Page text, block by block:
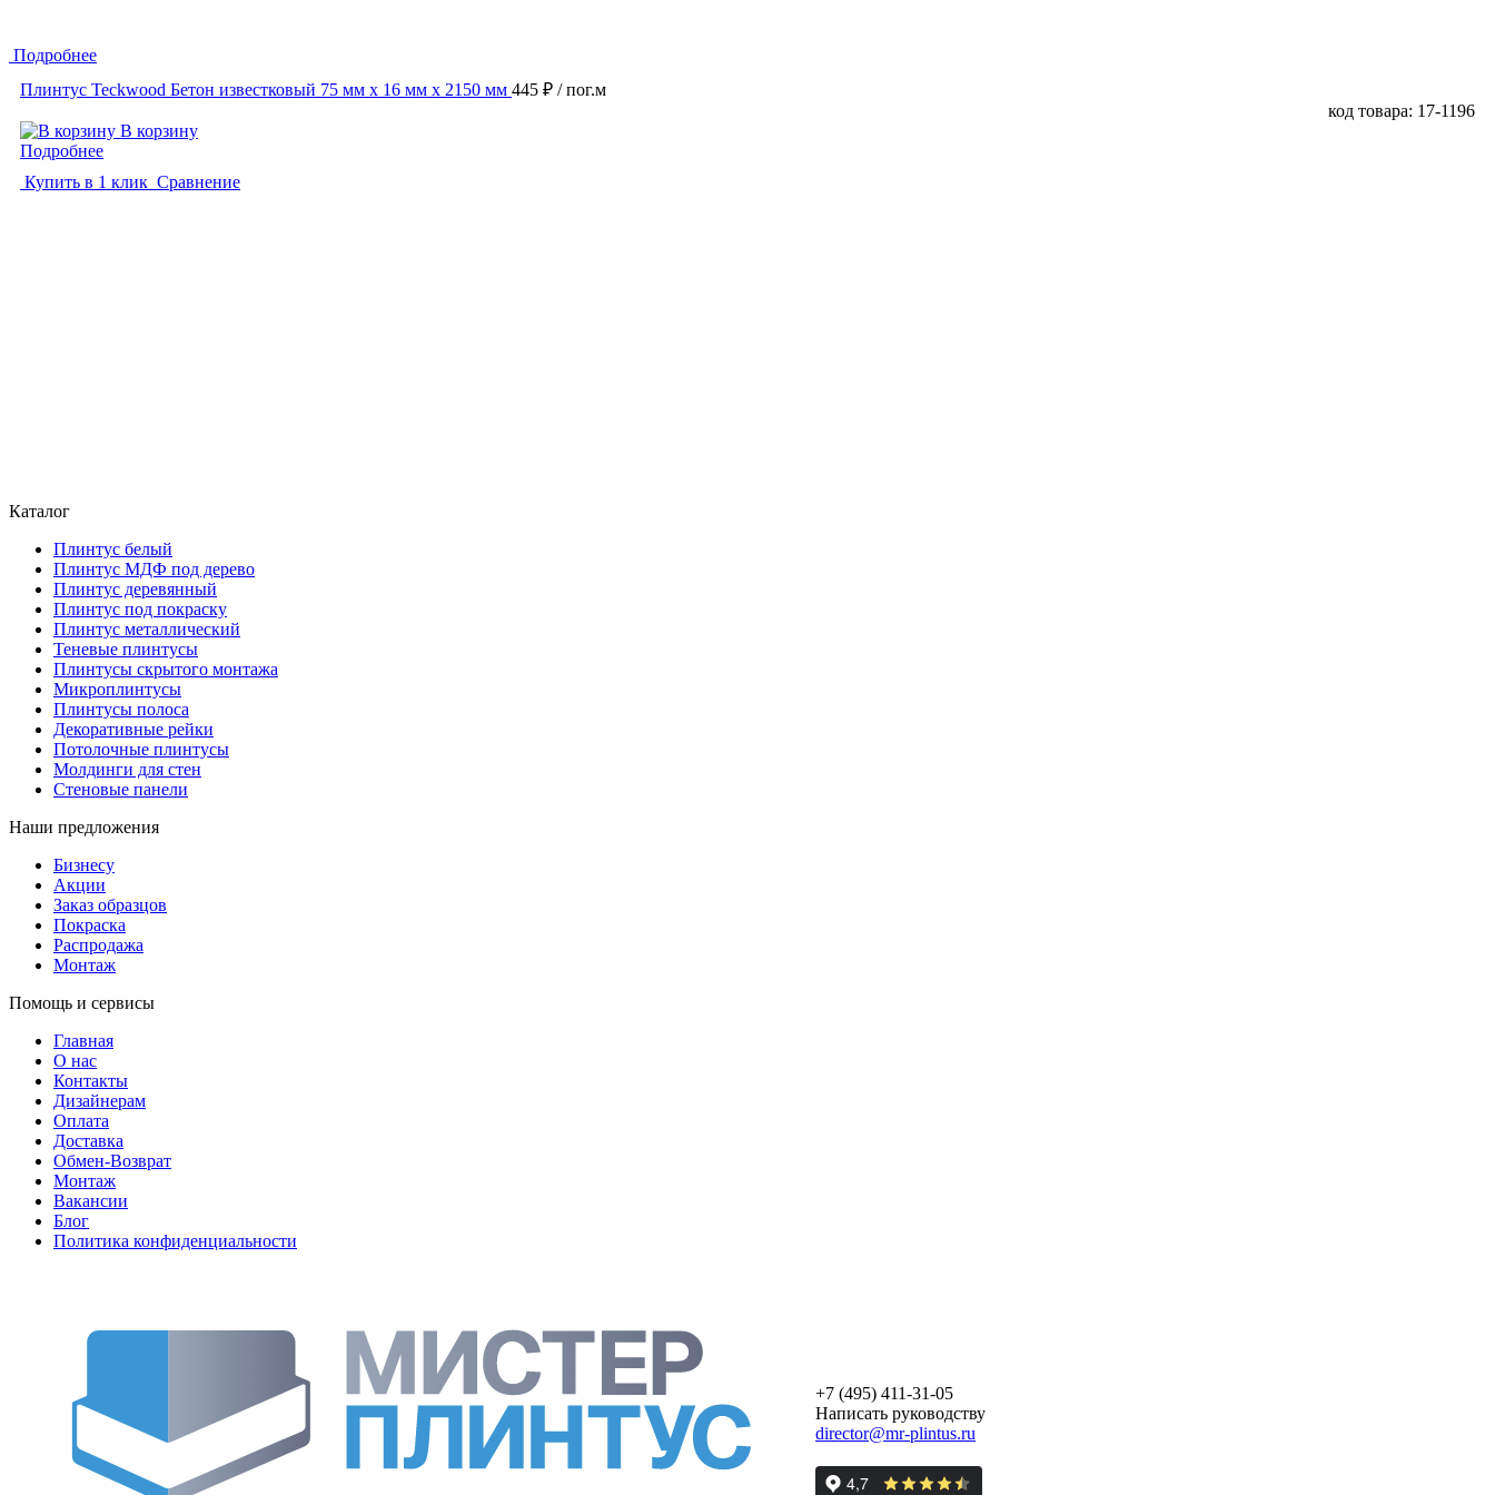
Подробнее
Плинтус Teckwood Бетон известковый 75 мм х 16 мм х 2150 мм 445 ₽ / пог.м
код товара: 17-1196
В корзину
Подробнее
Купить в 1 клик Сравнение
Каталог
Плинтус белый
Плинтус МДФ под дерево
Плинтус деревянный
Плинтус под покраску
Плинтус металлический
Теневые плинтусы
Плинтусы скрытого монтажа
Микроплинтусы
Плинтусы полоса
Декоративные рейки
Потолочные плинтусы
Молдинги для стен
Стеновые панели
Наши предложения
Бизнесу
Акции
Заказ образцов
Покраска
Распродажа
Монтаж
Помощь и сервисы
Главная
О нас
Контакты
Дизайнерам
Оплата
Доставка
Обмен-Возврат
Монтаж
Вакансии
Блог
Политика конфиденциальности
+7 (495) 411-31-05
Написать руководству
director@mr-plintus.ru